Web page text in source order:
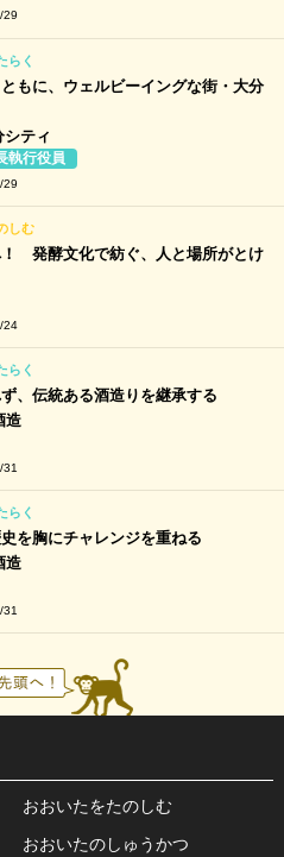
29
らく
もに、ウェルビーイングな街・大分
ティ
執行役員
29
しむ
発酵文化で紡ぐ、人と場所がとけ
24
らく
、伝統ある酒造りを継承する
造
らく
を胸にチャレンジを重ねる
造
おおいたをたのしむ
おおいたのしゅうかつ